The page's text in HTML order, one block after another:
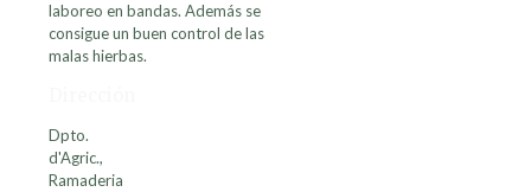
laboreo en bandas. Además se
consigue un buen control de las
malas hierbas.
Dpto.
d'Agric.,
Ramaderia